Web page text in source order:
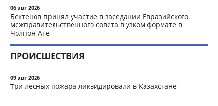
06 авг 2026
Бектенов принял участие в заседании Евразийского
межправительственного совета в узком формате в
Чолпон-Ате
ПРОИСШЕСТВИЯ
09 авг 2026
Три лесных пожара ликвидировали в Казахстане